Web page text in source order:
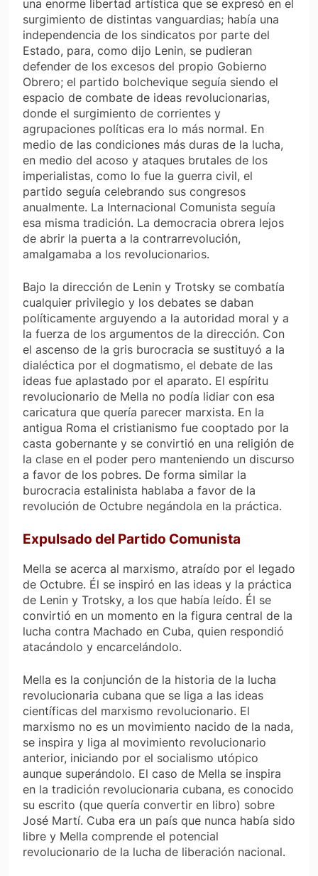
una enorme libertad artística que se expresó en el
surgimiento de distintas vanguardias; había una
independencia de los sindicatos por parte del
Estado, para, como dijo Lenin, se pudieran
defender de los excesos del propio Gobierno
Obrero; el partido bolchevique seguía siendo el
espacio de combate de ideas revolucionarias,
donde el surgimiento de corrientes y
agrupaciones políticas era lo más normal. En
medio de las condiciones más duras de la lucha,
en medio del acoso y ataques brutales de los
imperialistas, como lo fue la guerra civil, el
partido seguía celebrando sus congresos
anualmente. La Internacional Comunista seguía
esa misma tradición. La democracia obrera lejos
de abrir la puerta a la contrarrevolución,
amalgamaba a los revolucionarios.
Bajo la dirección de Lenin y Trotsky se combatía
cualquier privilegio y los debates se daban
políticamente arguyendo a la autoridad moral y a
la fuerza de los argumentos de la dirección. Con
el ascenso de la gris burocracia se sustituyó a la
dialéctica por el dogmatismo, el debate de las
ideas fue aplastado por el aparato. El espíritu
revolucionario de Mella no podía lidiar con esa
caricatura que quería parecer marxista. En la
antigua Roma el cristianismo fue cooptado por la
casta gobernante y se convirtió en una religión de
la clase en el poder pero manteniendo un discurso
a favor de los pobres. De forma similar la
burocracia estalinista hablaba a favor de la
revolución de Octubre negándola en la práctica.
Expulsado del Partido Comunista
Mella se acerca al marxismo, atraído por el legado
de Octubre. Él se inspiró en las ideas y la práctica
de Lenin y Trotsky, a los que había leído. Él se
convirtió en un momento en la figura central de la
lucha contra Machado en Cuba, quien respondió
atacándolo y encarcelándolo.
Mella es la conjunción de la historia de la lucha
revolucionaria cubana que se liga a las ideas
científicas del marxismo revolucionario. El
marxismo no es un movimiento nacido de la nada,
se inspira y liga al movimiento revolucionario
anterior, iniciando por el socialismo utópico
aunque superándolo. El caso de Mella se inspira
en la tradición revolucionaria cubana, es conocido
su escrito (que quería convertir en libro) sobre
José Martí. Cuba era un país que nunca había sido
libre y Mella comprende el potencial
revolucionario de la lucha de liberación nacional.